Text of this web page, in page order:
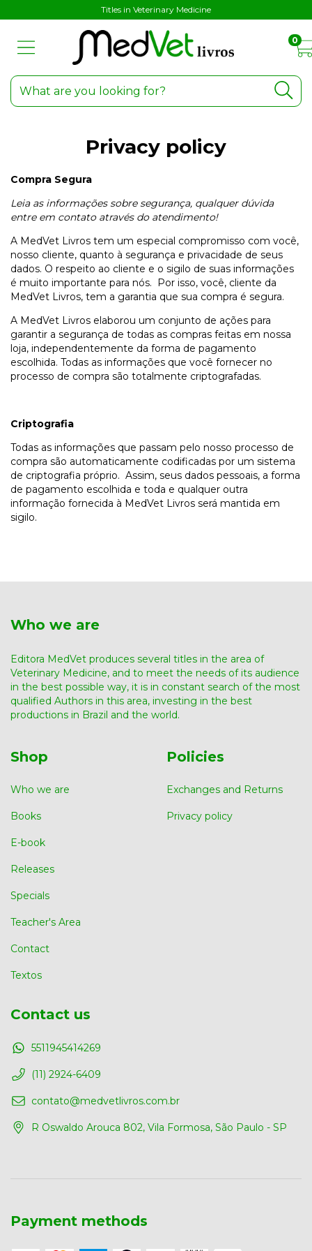
Titles in Veterinary Medicine
0
Privacy policy
Compra Segura
Leia as informações sobre segurança, qualquer dúvida
entre em contato através do atendimento!
A MedVet Livros tem um especial compromisso com você,
nosso cliente, quanto à segurança e privacidade de seus
dados. O respeito ao cliente e o sigilo de suas informações
é muito importante para nós. Por isso, você, cliente da
MedVet Livros, tem a garantia que sua compra é segura.
A MedVet Livros elaborou um conjunto de ações para
garantir a segurança de todas as compras feitas em nossa
loja, independentemente da forma de pagamento
escolhida. Todas as informações que você fornecer no
processo de compra são totalmente criptografadas.
Criptografia
Todas as informações que passam pelo nosso processo de
compra são automaticamente codificadas por um sistema
de criptografia próprio. Assim, seus dados pessoais, a forma
de pagamento escolhida e toda e qualquer outra
informação fornecida à MedVet Livros será mantida em
sigilo.
Who we are
Editora MedVet produces several titles in the area of ​​
Veterinary Medicine, and to meet the needs of its audience
in the best possible way, it is in constant search of the most
qualified Authors in this area, investing in the best
productions in Brazil and the world.
Shop
Who we are
Books
E-book
Releases
Specials
Teacher's Area
Contact
Textos
Policies
Exchanges and Returns
Privacy policy
Contact us
5511945414269
(11) 2924-6409
contato@medvetlivros.com.br
R Oswaldo Arouca 802, Vila Formosa, São Paulo - SP
Payment methods